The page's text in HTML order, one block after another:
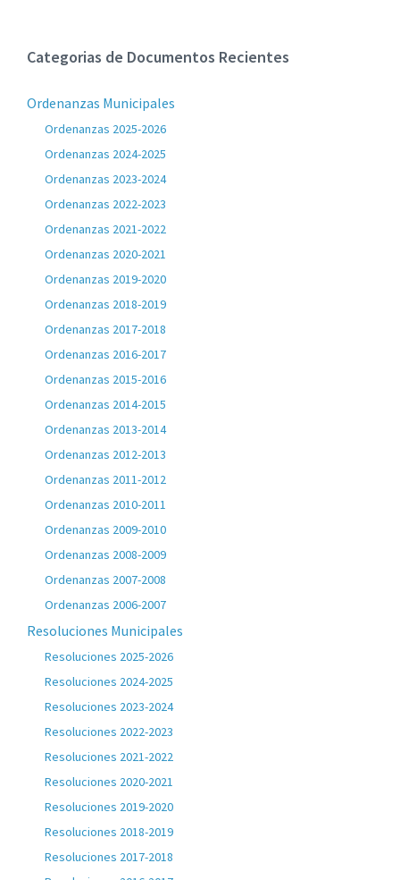
Categorias de Documentos Recientes
Ordenanzas Municipales
Ordenanzas 2025-2026
Ordenanzas 2024-2025
Ordenanzas 2023-2024
Ordenanzas 2022-2023
Ordenanzas 2021-2022
Ordenanzas 2020-2021
Ordenanzas 2019-2020
Ordenanzas 2018-2019
Ordenanzas 2017-2018
Ordenanzas 2016-2017
Ordenanzas 2015-2016
Ordenanzas 2014-2015
Ordenanzas 2013-2014
Ordenanzas 2012-2013
Ordenanzas 2011-2012
Ordenanzas 2010-2011
Ordenanzas 2009-2010
Ordenanzas 2008-2009
Ordenanzas 2007-2008
Ordenanzas 2006-2007
Resoluciones Municipales
Resoluciones 2025-2026
Resoluciones 2024-2025
Resoluciones 2023-2024
Resoluciones 2022-2023
Resoluciones 2021-2022
Resoluciones 2020-2021
Resoluciones 2019-2020
Resoluciones 2018-2019
Resoluciones 2017-2018